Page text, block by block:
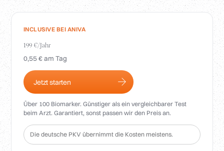
INCLUSIVE BEI ANIVA
199 €/Jahr
0,55 € am Tag
Jetzt starten
Über 100 Biomarker. Günstiger als ein vergleichbarer Test
beim Arzt. Garantiert, sonst passen wir den Preis an.
Die deutsche PKV übernimmt die Kosten meistens.